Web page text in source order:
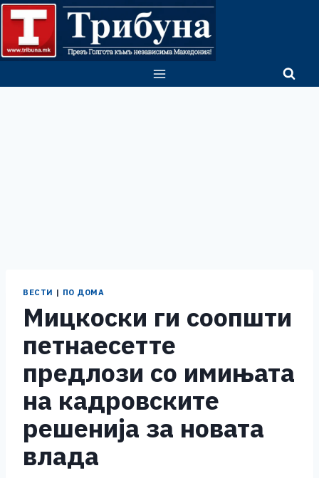
Skip
content
ВЕСТИ | ПО ДОМА
Мицкоски ги соопшти
петнаесетте
предлози со имињата
на кадровските
решенија за новата
влада